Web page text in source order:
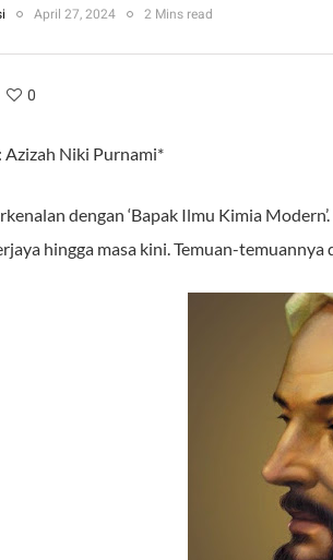
April 27, 2024 2 Mins read
0
Azizah Niki Purnami*
dengan ‘Bapak Ilmu Kimia
hingga masa kini. Temuan-